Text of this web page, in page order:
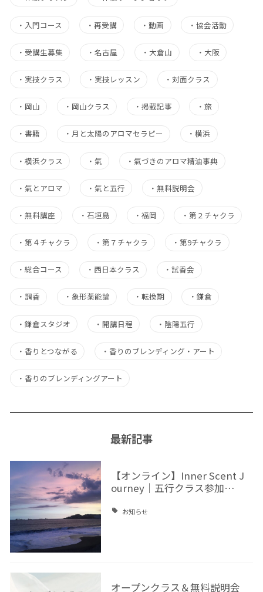
・ 入門コース ・再受講 ・動画 ・ 協会活動
・ 受講生募集 ・名古屋 ・ 大倉山 ・ 大阪
・ 実技クラス ・ 実技レッスン ・対面クラス
・ 岡山 ・ 岡山クラス ・掲載記事 ・ 旅
・ 書籍 ・ 月と太陽のアロマセラピー ・横浜
・ 横浜クラス ・氣 ・氣づきのアロマ精油事典
・ 氣とアロマ ・氣と五行 ・無料説明会
・ 無料講座 ・石垣島 ・福岡 ・ 第２チャクラ
・ 第４チャクラ ・第７チャクラ ・第9チャクラ
・ 総合コース ・ 西日本クラス ・試香会
・ 調香 ・ 象形薬能論 ・転換期 ・ 鎌倉
・ 鎌倉スタジオ ・開講日程 ・ 陰陽五行
・ 香りとつながる ・ 香りのブレンディング・アート
・ 香りのブレンディングアート
最新記事
【オンライン】Inner Scent J
ourney｜五行クラス参加…
お知らせ
オープンクラス＆無料説明会